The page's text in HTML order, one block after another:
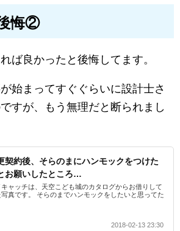
悔②
ば良かったと後悔してます。
始まってすぐぐらいに設計士さ
すが、もう無理だと断られまし
契約後、そらのまにハンモックをつけた
お願いしたところ…
キャッチは、天空こども城のカタログからお借りして
写真です。 そらのまでハンモックをしたいと思ってた
2018-02-13 23:30